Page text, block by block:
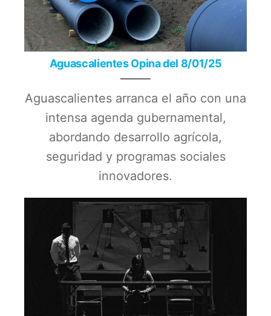
Aguascalientes Opina del 8/01/25
Aguascalientes arranca el año con una
intensa agenda gubernamental,
abordando desarrollo agrícola,
seguridad y programas sociales
innovadores.